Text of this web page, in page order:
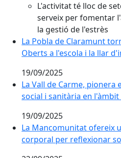
L'activitat té lloc de
serveix per fomentar
la gestió de l'estrès
La Pobla de Claramunt
La Pobla de Claramunt
Oberts a l'escola i la llar
19/09/2025
La Vall de Carme,
La Vall de Carme, pionera
social i sanitària en
19/09/2025
La Mancomunitat ofereix
La Mancomunitat ofereix
corporal per reflexionar